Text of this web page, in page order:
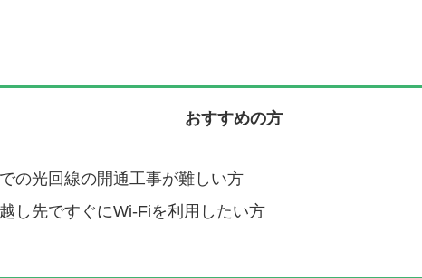
おすすめの方
の光回線の開通工事が難しい方
し先ですぐにWi-Fiを利用したい方